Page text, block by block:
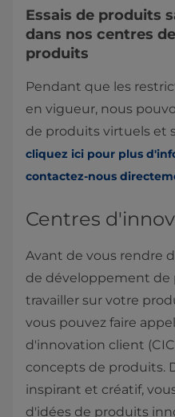
Essais de produits
dans nos centres
produits
Pendant que les
en vigueur, nous
de produits virtuels et
cliquez ici pour plus
contactez-nous
Centres
Avant de vous rendre
de développement de
travailler sur votre
vous pouvez faire
d'innovation client
concepts de produits.
inspirant et créatif,
d'idées de produits